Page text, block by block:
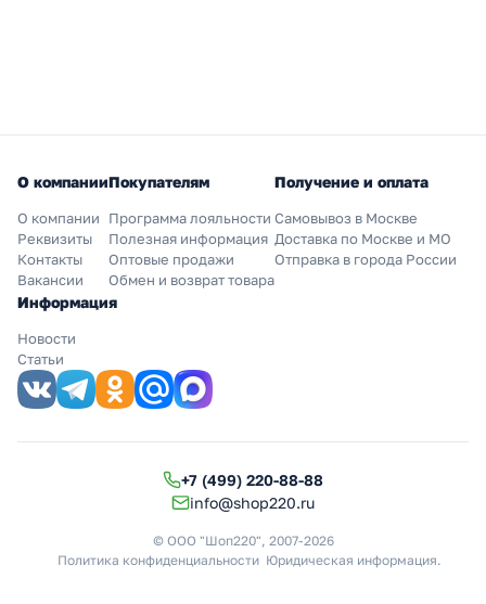
О компании
О компании
Реквизиты
Контакты
Вакансии
Покупателям
Программа лояльности
Полезная информация
Оптовые продажи
Обмен и возврат товара
Получение и оплата
Самовывоз в Москве
Доставка по Москве и МО
Отправка в города России
Информация
Новости
Статьи
+7 (499) 220-88-88
info@shop220.ru
© ООО "Шоп220", 2007-2026
Политика конфиденциальности Юридическая информация.